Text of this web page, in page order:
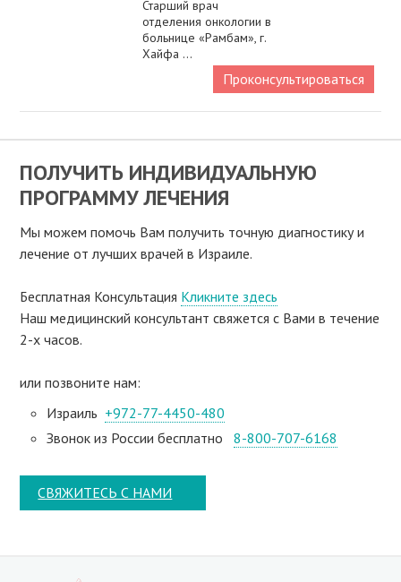
Старший врач
отделения онкологии в
больнице «Рамбам», г.
Хайфа ...
Проконсультироваться
ПОЛУЧИТЬ ИНДИВИДУАЛЬНУЮ
ПРОГРАММУ ЛЕЧЕНИЯ
Мы можем помочь Вам получить точную диагностику и
лечение от лучших врачей в Израиле.
Бесплатная Консультация Кликните здесь
Наш медицинский консультант свяжeтся с Вами в течение
2-х часов.
или позвоните нам:
Израиль +972-77-4450-480
Звонок из России бесплатно8-800-707-6168
СВЯЖИТЕСЬ С НАМИ